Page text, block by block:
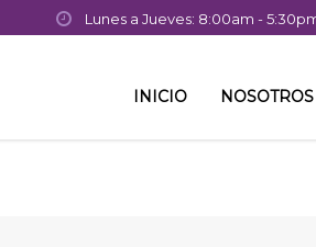
Lunes a Jueves: 8:00am -
INICIO NOSOTROS